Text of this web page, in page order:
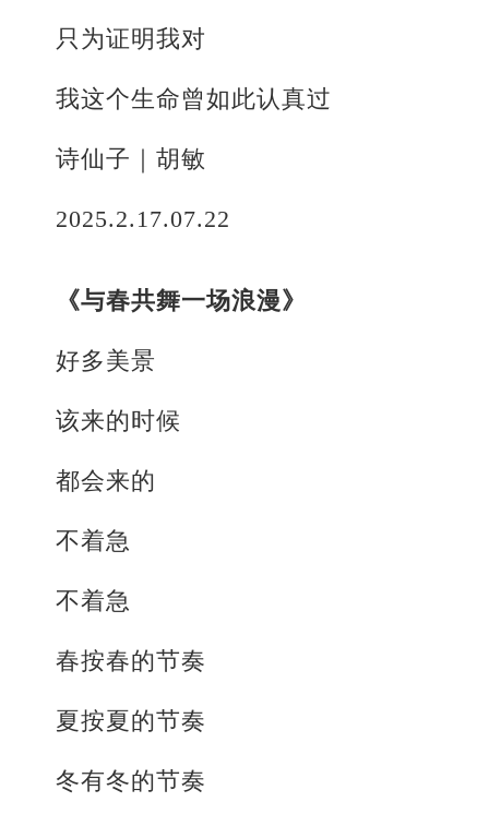
只为证明我对
我这个生命曾如此认真过
诗仙子｜胡敏
2025.2.17.07.22
《与春共舞一场浪漫》
好多美景
该来的时候
都会来的
不着急
不着急
春按春的节奏
夏按夏的节奏
冬有冬的节奏